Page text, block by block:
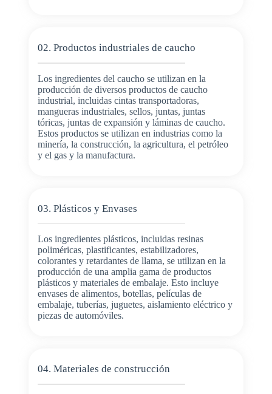
02. Productos industriales de caucho
Los ingredientes del caucho se utilizan en la
producción de diversos productos de caucho
industrial, incluidas cintas transportadoras,
mangueras industriales, sellos, juntas, juntas
tóricas, juntas de expansión y láminas de caucho.
Estos productos se utilizan en industrias como la
minería, la construcción, la agricultura, el petróleo
y el gas y la manufactura.
03. Plásticos y Envases
Los ingredientes plásticos, incluidas resinas
poliméricas, plastificantes, estabilizadores,
colorantes y retardantes de llama, se utilizan en la
producción de una amplia gama de productos
plásticos y materiales de embalaje. Esto incluye
envases de alimentos, botellas, películas de
embalaje, tuberías, juguetes, aislamiento eléctrico y
piezas de automóviles.
04. Materiales de construcción